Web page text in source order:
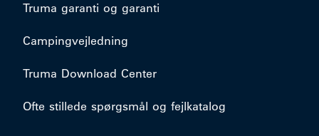
Truma garanti og garanti
Campingvejledning
Truma Download Center
Ofte stillede spørgsmål og fejlkatalog